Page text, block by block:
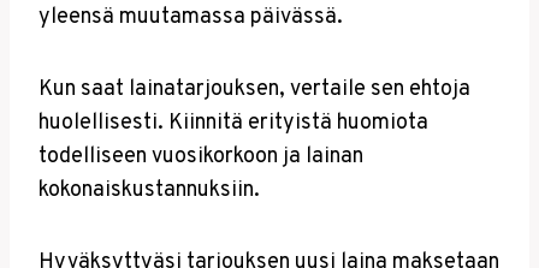
yleensä muutamassa päivässä.
Kun saat lainatarjouksen, vertaile sen ehtoja
huolellisesti. Kiinnitä erityistä huomiota
todelliseen vuosikorkoon ja lainan
kokonaiskustannuksiin.
Hyväksyttyäsi tarjouksen uusi laina maksetaan